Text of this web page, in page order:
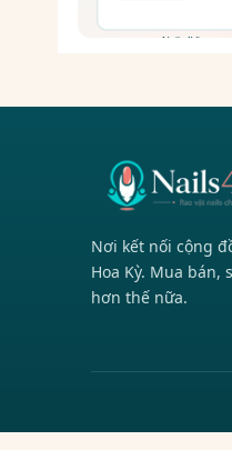
Nơi kết nối cộng
Hoa Kỳ. Mua
hơn thế nữa.